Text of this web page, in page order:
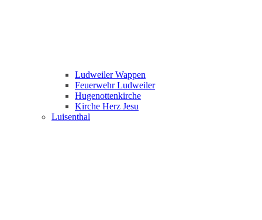
Ludweiler Wappen
Feuerwehr Ludweiler
Hugenottenkirche
Kirche Herz Jesu
Luisenthal